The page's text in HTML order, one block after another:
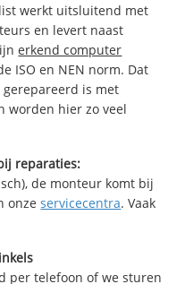
werkt uitsluitend met
en levert naast
erkend computer
ISO en NEN norm. Dat
is met
worden hier zo veel
reparaties:
de monteur komt bij
onzeservicecentra. Vaak
per telefoon of we sturen